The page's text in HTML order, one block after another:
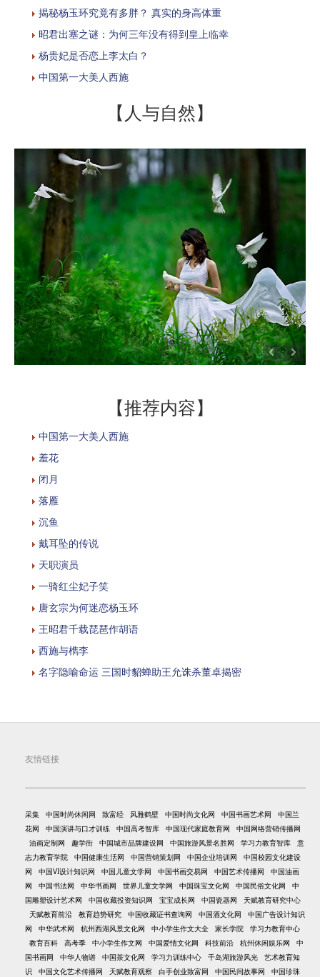
揭秘杨玉环究竟有多胖？ 真实的身高体重
昭君出塞之谜：为何三年没有得到皇上临幸
杨贵妃是否恋上李太白？
中国第一大美人西施
【人与自然】
【推荐内容】
中国第一大美人西施
羞花
闭月
落雁
沉鱼
戴耳坠的传说
天职演员
一骑红尘妃子笑
唐玄宗为何迷恋杨玉环
王昭君千载琵琶作胡语
西施与檇李
名字隐喻命运 三国时貂蝉助王允诛杀董卓揭密
友情链接
采集 中国时尚休闲网 致富经 风雅鹤壁 中国时尚文化网 中国书画艺术网
中国兰
花网
中国演讲与口才训练 中国高考智库 中国现代家庭教育网
中国网络营销传播网
油画定制网
趣学街 中国城市品牌建设网 中国旅游风景名胜网 学习力教育智库
意
志力教育学院
中国健康生活网 中国营销策划网 中国企业培训网
中国校园文化建设
网
中国VI设计知识网 中国儿童文学网 中国书画交易网 中国艺术传播网
中国油画
网
中国书法网 中华书画网 世界儿童文学网 中国珠宝文化网 中国民俗文化网
中
国雕塑设计艺术网
中国收藏投资知识网 宝宝成长网 中国瓷器网
天赋教育研究中心
天赋教育前沿
教育趋势研究 中国收藏证书查询网 中国酒文化网
中国广告设计知识
网
中华武术网 杭州西湖风景文化网 中小学生作文大全 家长学院
学习力教育中心
教育百科
高考季 中小学生作文网 中国爱情文化网 科技前沿 杭州休闲娱乐网
中
国书画网
中华人物谱 中国茶文化网 学习力训练中心 千岛湖旅游风光
艺术教育知
识
中国文化艺术传播网 天赋教育观察 白手创业致富网 中国民间故事网 中国珍珠